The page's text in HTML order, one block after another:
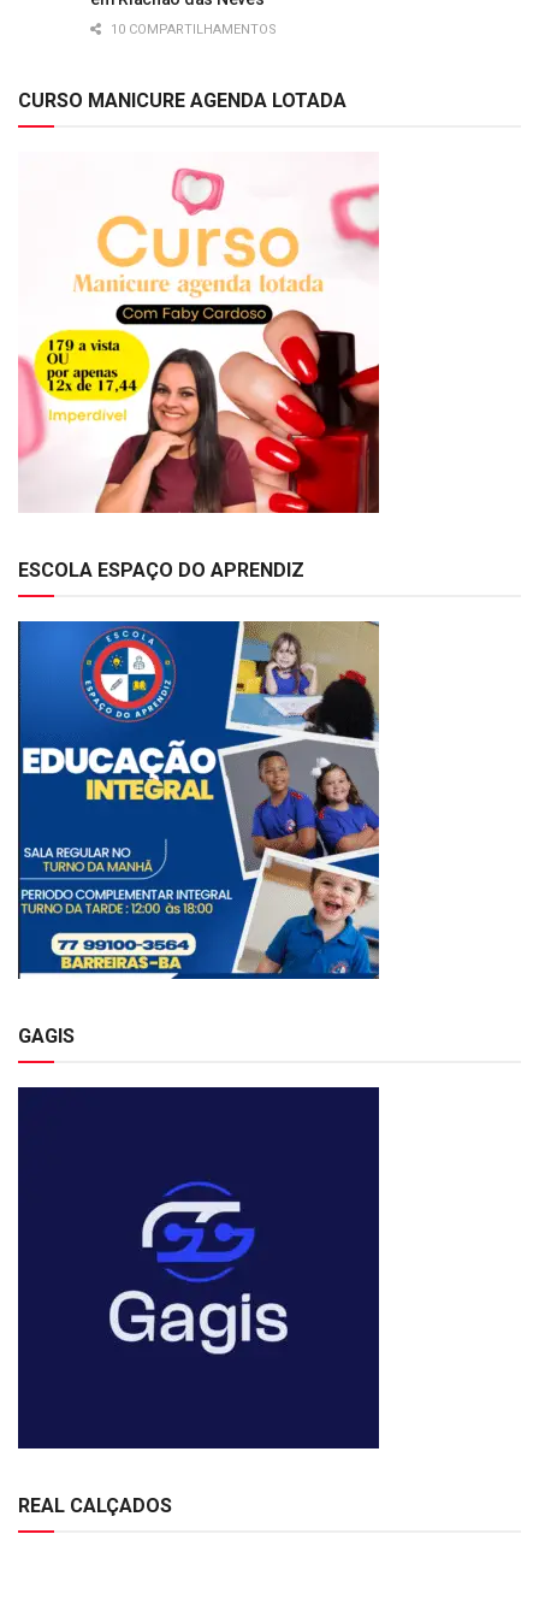
10 COMPARTILHAMENTOS
CURSO MANICURE AGENDA LOTADA
ESCOLA ESPAÇO DO APRENDIZ
GAGIS
REAL CALÇADOS